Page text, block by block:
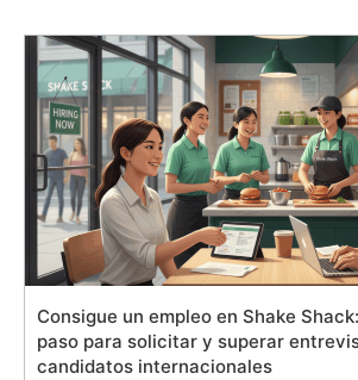
Consigue un empleo en Shake
paso para solicitar y superar
candidatos internacionales